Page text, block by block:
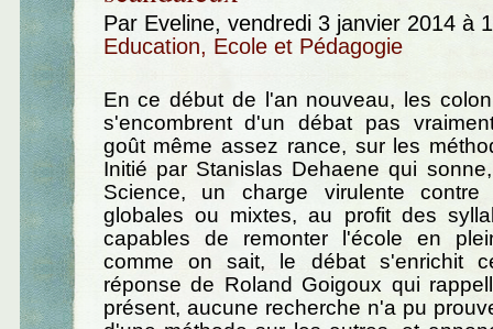
Par Eveline, vendredi 3 janvier 2014 à
Education, Ecole et Pédagogie
En ce début de l'an nouveau, les
s'encombrent d'un débat pas
goût même assez rance, sur les
Initié par Stanislas Dehaene qui
Science, un charge virulente contre
globales ou mixtes, au profit des
capables de remonter l'école en
comme on sait, le débat s'enrichit
réponse de Roland Goigoux qui
présent, aucune recherche n'a pu